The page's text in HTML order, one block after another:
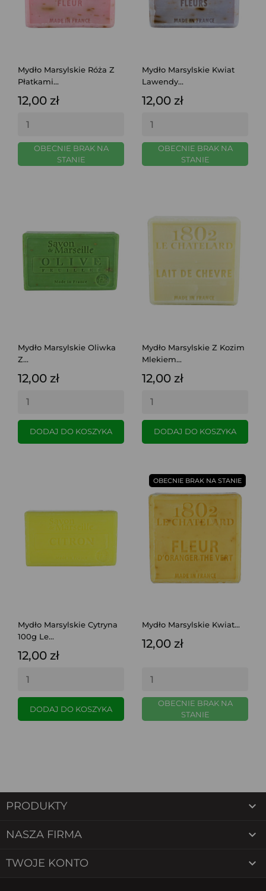
Mydło Marsylskie Róża Z
Płatkami...
12,00 zł
OBECNIE BRAK NA
STANIE
Mydło Marsylskie Kwiat
Lawendy...
12,00 zł
OBECNIE BRAK NA
STANIE
Mydło Marsylskie Oliwka
Z...
12,00 zł
DODAJ DO KOSZYKA
Mydło Marsylskie Z Kozim
Mlekiem...
12,00 zł
DODAJ DO KOSZYKA
Mydło Marsylskie Cytryna
100g Le...
12,00 zł
DODAJ DO KOSZYKA
Mydło Marsylskie Kwiat...
12,00 zł
OBECNIE BRAK NA
STANIE
OBECNIE BRAK NA STANIE
PRODUKTY 
NASZA FIRMA 
TWOJE KONTO 